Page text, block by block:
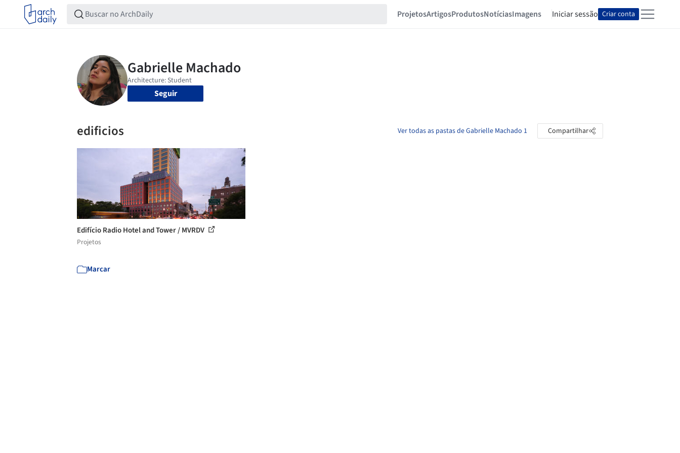
ProjetosArtigosProdutosNotíciasImagens Iniciar sessão Criar conta
Seguir
edificios Ver todas as pastas de Gabrielle Machado 1 Compartilhar
Edifício Radio Hotel and Tower / MVRDV
Projetos
Marcar